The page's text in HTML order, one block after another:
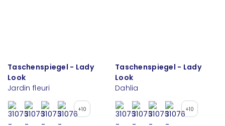
Taschenspiegel - Lady
Look
Jardin fleuri
+10
Taschenspiegel - Lady
Look
Dahlia
+10